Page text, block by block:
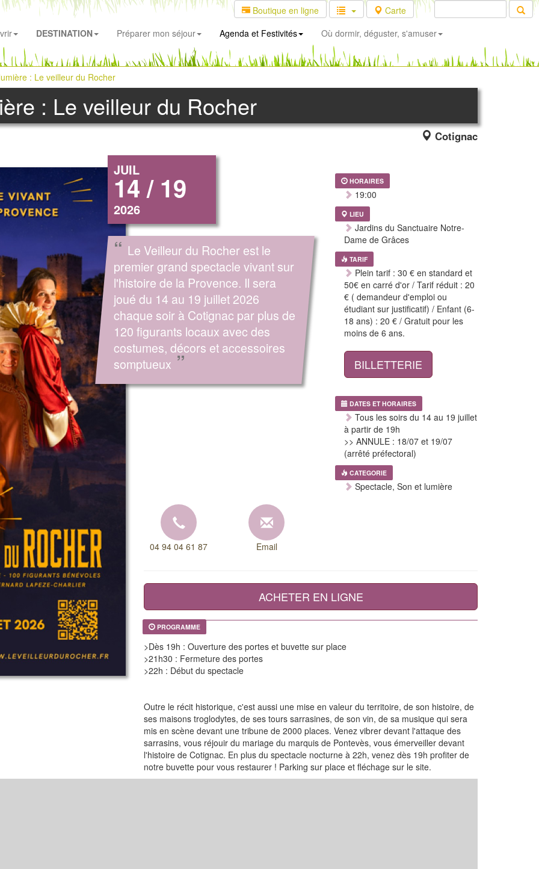
Boutique en ligne
Carte
DESTINATION Préparer mon séjour Agenda et Festivités Où dormir, déguster, s'amuser
: Le veilleur du Rocher
: Le veilleur du Rocher
Cotignac
JUIL
14 / 19
2026
“ Le Veilleur du Rocher est le
premier grand spectacle vivant sur
l'histoire de la Provence. Il sera
joué du 14 au 19 juillet 2026
chaque soir à Cotignac par plus de
120 figurants locaux avec des
costumes, décors et accessoires
somptueux ”
HORAIRES
19:00
LIEU
Jardins du Sanctuaire Notre-
Dame de Grâces
TARIF
Plein tarif : 30 € en standard et
50€ en carré d'or / Tarif réduit : 20
€ ( demandeur d'emploi ou
étudiant sur justificatif) / Enfant (6-
18 ans) : 20 € / Gratuit pour les
moins de 6 ans.
BILLETTERIE
DATES ET HORAIRES
Tous les soirs du 14 au 19 juillet
à partir de 19h
>> ANNULE : 18/07 et 19/07
(arrêté préfectoral)
CATEGORIE
Spectacle, Son et lumière
04 94 04 61 87 Email
ACHETER EN LIGNE
PROGRAMME
>Dès 19h : Ouverture des portes et buvette sur place
>21h30 : Fermeture des portes
>22h : Début du spectacle
Outre le récit historique, c'est aussi une mise en valeur du territoire, de son histoire, de
ses maisons troglodytes, de ses tours sarrasines, de son vin, de sa musique qui sera
mis en scène devant une tribune de 2000 places. Venez vibrer devant l'attaque des
sarrasins, vous réjouir du mariage du marquis de Pontevès, vous émerveiller devant
l'histoire de Cotignac. En plus du spectacle nocturne à 22h, venez dès 19h profiter de
notre buvette pour vous restaurer ! Parking sur place et fléchage sur le site.